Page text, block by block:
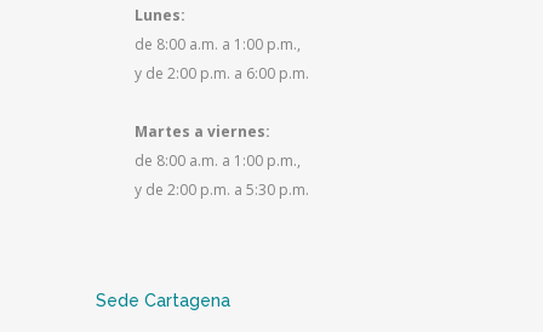
Lunes:
de 8:00 a.m. a 1:00 p.m.,
y de 2:00 p.m. a 6:00 p.m.
Martes a viernes:
de 8:00 a.m. a 1:00 p.m.,
y de 2:00 p.m. a 5:30 p.m.
Sede Cartagena